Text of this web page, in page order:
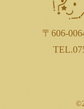
〒606-